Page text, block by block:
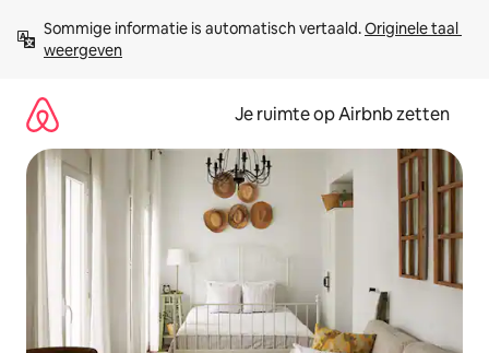
direct
naar
Sommige informatie is automatisch vertaald. Originele taal
weergeven
Je ruimte op Airbnb zetten